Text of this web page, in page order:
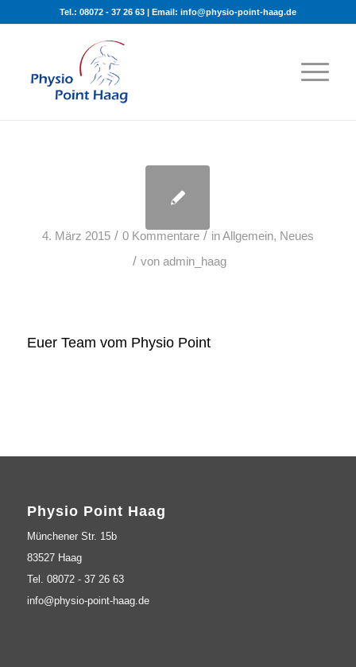
Tel.: 08072 - 37 26 63 | Email: info@physio-point-haag.de
4. März 2015 / 0 Kommentare / inAllgemein, Neues
/ vonadmin_haag
Euer Team vom Physio Point
Physio Point Haag
Münchener Str. 15b
83527 Haag
Tel. 08072 - 37 26 63
info@physio-point-haag.de